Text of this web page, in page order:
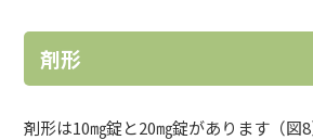
剤形
剤形は10㎎錠と20㎎錠があります（図8